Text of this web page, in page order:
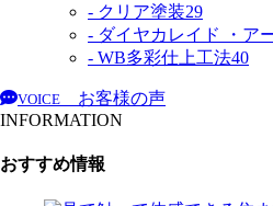
- クリア塗装29
- ダイヤカレイド ・ア
- WB多彩仕上工法40
VOICE
お客様の声
INFORMATION
おすすめ情報